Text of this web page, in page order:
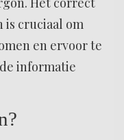
is cruciaal om
en ervoor te
informatie